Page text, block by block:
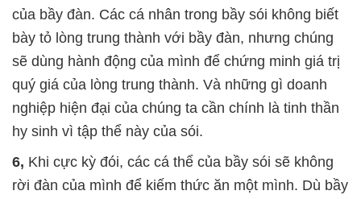
của bầy đàn. Các cá nhân trong bầy sói không biết
bày tỏ lòng trung thành với bầy đàn, nhưng chúng
sẽ dùng hành động của mình để chứng minh giá trị
quý giá của lòng trung thành. Và những gì doanh
nghiệp hiện đại của chúng ta cần chính là tinh thần
hy sinh vì tập thể này của sói.
6, Khi cực kỳ đói, các cá thể của bầy sói sẽ không
rời đàn của mình để kiếm thức ăn một mình. Dù bầy